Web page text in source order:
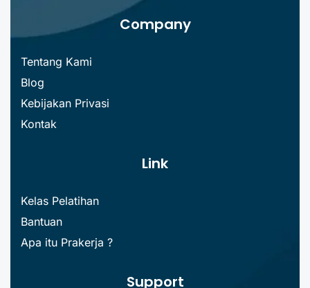
Company
Tentang Kami
Blog
Kebijakan Privasi
Kontak
Link
Kelas Pelatihan
Bantuan
Apa itu Prakerja ?
Support